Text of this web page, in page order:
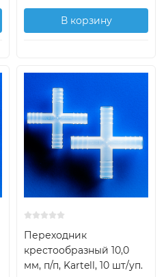
В корзину
Переходник
крестообразный 10,0
мм, п/п, Kartell, 10 шт/уп.